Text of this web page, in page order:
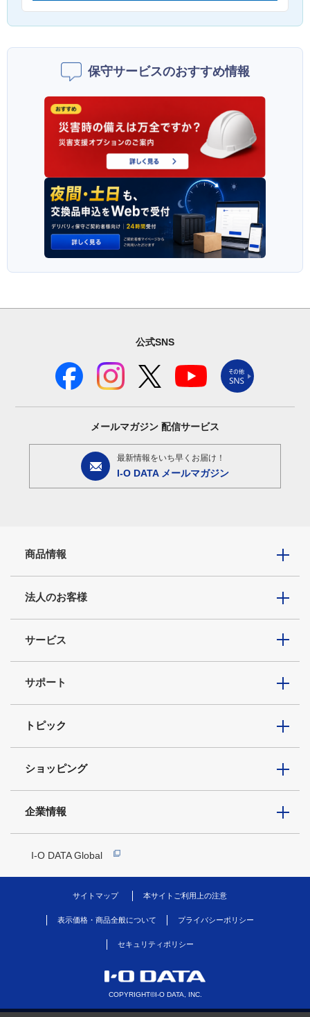
保守サービスのおすすめ情報
公式SNS
メールマガジン 配信サービス
最新情報をいち早くお届け！
I-O DATA メールマガジン
商品情報
法人のお客様
サービス
サポート
トピック
ショッピング
企業情報
I-O DATA Global
サイトマップ 本サイトご利用上の注意
表示価格・商品全般について プライバシーポリシー
セキュリティポリシー
COPYRIGHT©I-O DATA, INC.